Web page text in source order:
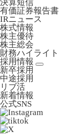
決算短信
有価証券報告書
IRニュース
株式情報
株主優待
株主総会
財務ハイライト
採用情報
新卒採用
中途採用
リブ活
新着情報
公式SNS